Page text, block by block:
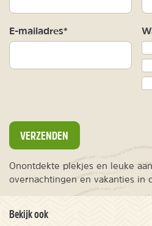
E-mailadres*
VERZENDEN
Onontdekte plekjes en leuke
overnachtingen en vakanties in
Bekijk ook